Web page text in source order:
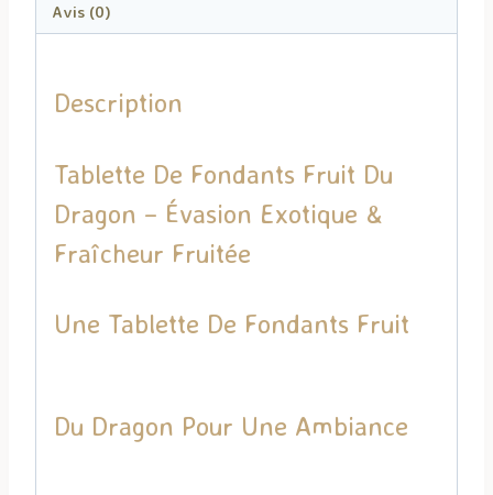
Avis (0)
Description
Tablette De Fondants Fruit Du
Dragon – Évasion Exotique &
Fraîcheur Fruitée
Une Tablette De Fondants Fruit
Du Dragon Pour Une Ambiance